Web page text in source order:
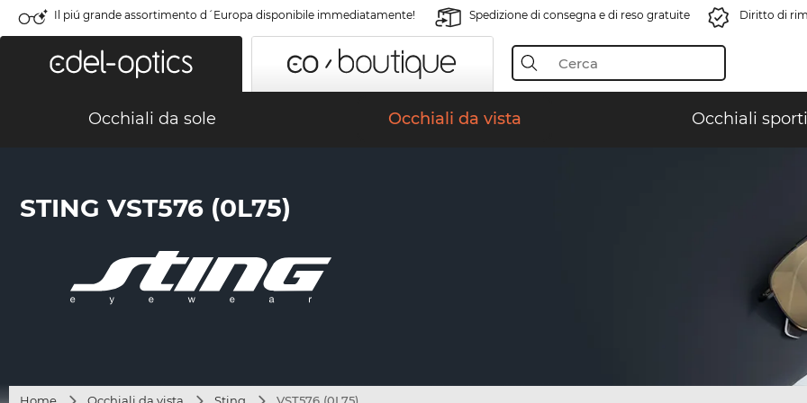
Il piú grande assortimento d´Europa disponibile immediatamente! Spedizione di consegna e di reso gratuite Diritto di
Occhiali da sole Occhiali da vista Occhiali
STING VST576 (0L75)